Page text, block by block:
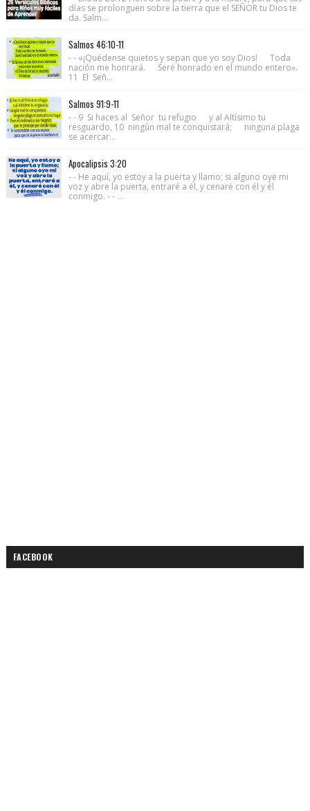
días se prolonguen sobre la tierra que el SEÑOR tu Dios te
da. Salm...
Salmos 46:10-11
- - «¡Quédense quietos y sepan que yo soy Dios! Toda
nación me honrará. Seré honrado en el mundo entero».
11 El Señ...
Salmos 91:9-11
- - 9 Si haces al Señor tu refugio y al Altísimo tu
resguardo, 10 ningún mal te conquistará; ninguna plaga
se acercar...
Apocalipsis 3:20
- - He aquí, yo estoy a la puerta y llamo; si alguno oye mi
voz y abre la puerta, entraré a él, y cenaré con él y él
conmigo. - - ...
FACEBOOK